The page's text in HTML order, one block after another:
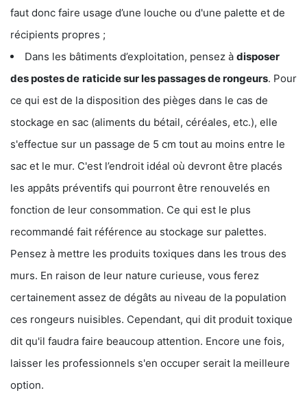
faut donc faire usage d’une louche ou d'une palette et de
récipients propres ;
Dans les bâtiments d’exploitation, pensez à disposer
des postes de raticide sur les passages de rongeurs. Pour
ce qui est de la disposition des pièges dans le cas de
stockage en sac (aliments du bétail, céréales, etc.), elle
s'effectue sur un passage de 5 cm tout au moins entre le
sac et le mur. C'est l’endroit idéal où devront être placés
les appâts préventifs qui pourront être renouvelés en
fonction de leur consommation. Ce qui est le plus
recommandé fait référence au stockage sur palettes.
Pensez à mettre les produits toxiques dans les trous des
murs. En raison de leur nature curieuse, vous ferez
certainement assez de dégâts au niveau de la population
ces rongeurs nuisibles. Cependant, qui dit produit toxique
dit qu'il faudra faire beaucoup attention. Encore une fois,
laisser les professionnels s'en occuper serait la meilleure
option.